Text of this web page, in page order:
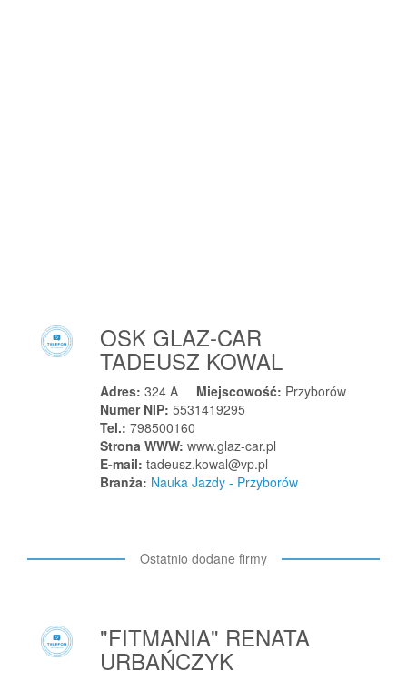
Raciszyn
Racławice
Radłów
Radom
Radom
OSK GLAZ-CAR
TADEUSZ KOWAL
Adres: 324 A Miejscowość: Przyborów
Numer NIP: 5531419295
Tel.: 798500160
Strona WWW: www.glaz-car.pl
E-mail: tadeusz.kowal@vp.pl
Branża: Nauka Jazdy - Przyborów
Ostatnio dodane firmy
"FITMANIA" RENATA
URBAŃCZYK